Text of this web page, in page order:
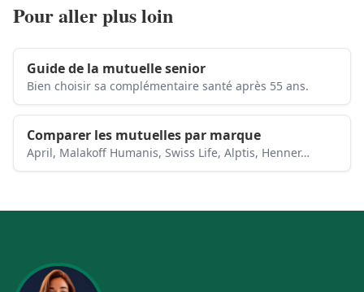
Pour aller plus loin
Guide de la mutuelle senior
Bien choisir sa complémentaire santé après 55 ans.
Comparer les mutuelles par marque
April, Malakoff Humanis, Swiss Life, Alptis, Henner…